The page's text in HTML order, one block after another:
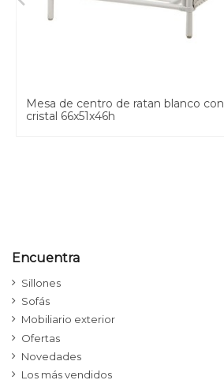
Mesa de centro de ratan blanco con
cristal 66x51x46h
Encuentra
Sillones
Sofás
Mobiliario exterior
Ofertas
Novedades
Los más vendidos